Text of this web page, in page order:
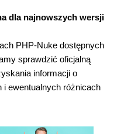
i kategorii Portalu o
(136)
- komentarze (142)
dla najnowszych wersji
PHP-Nuke dostępnych
sprawdzić oficjalną
informacji o
i ewentualnych różnicach